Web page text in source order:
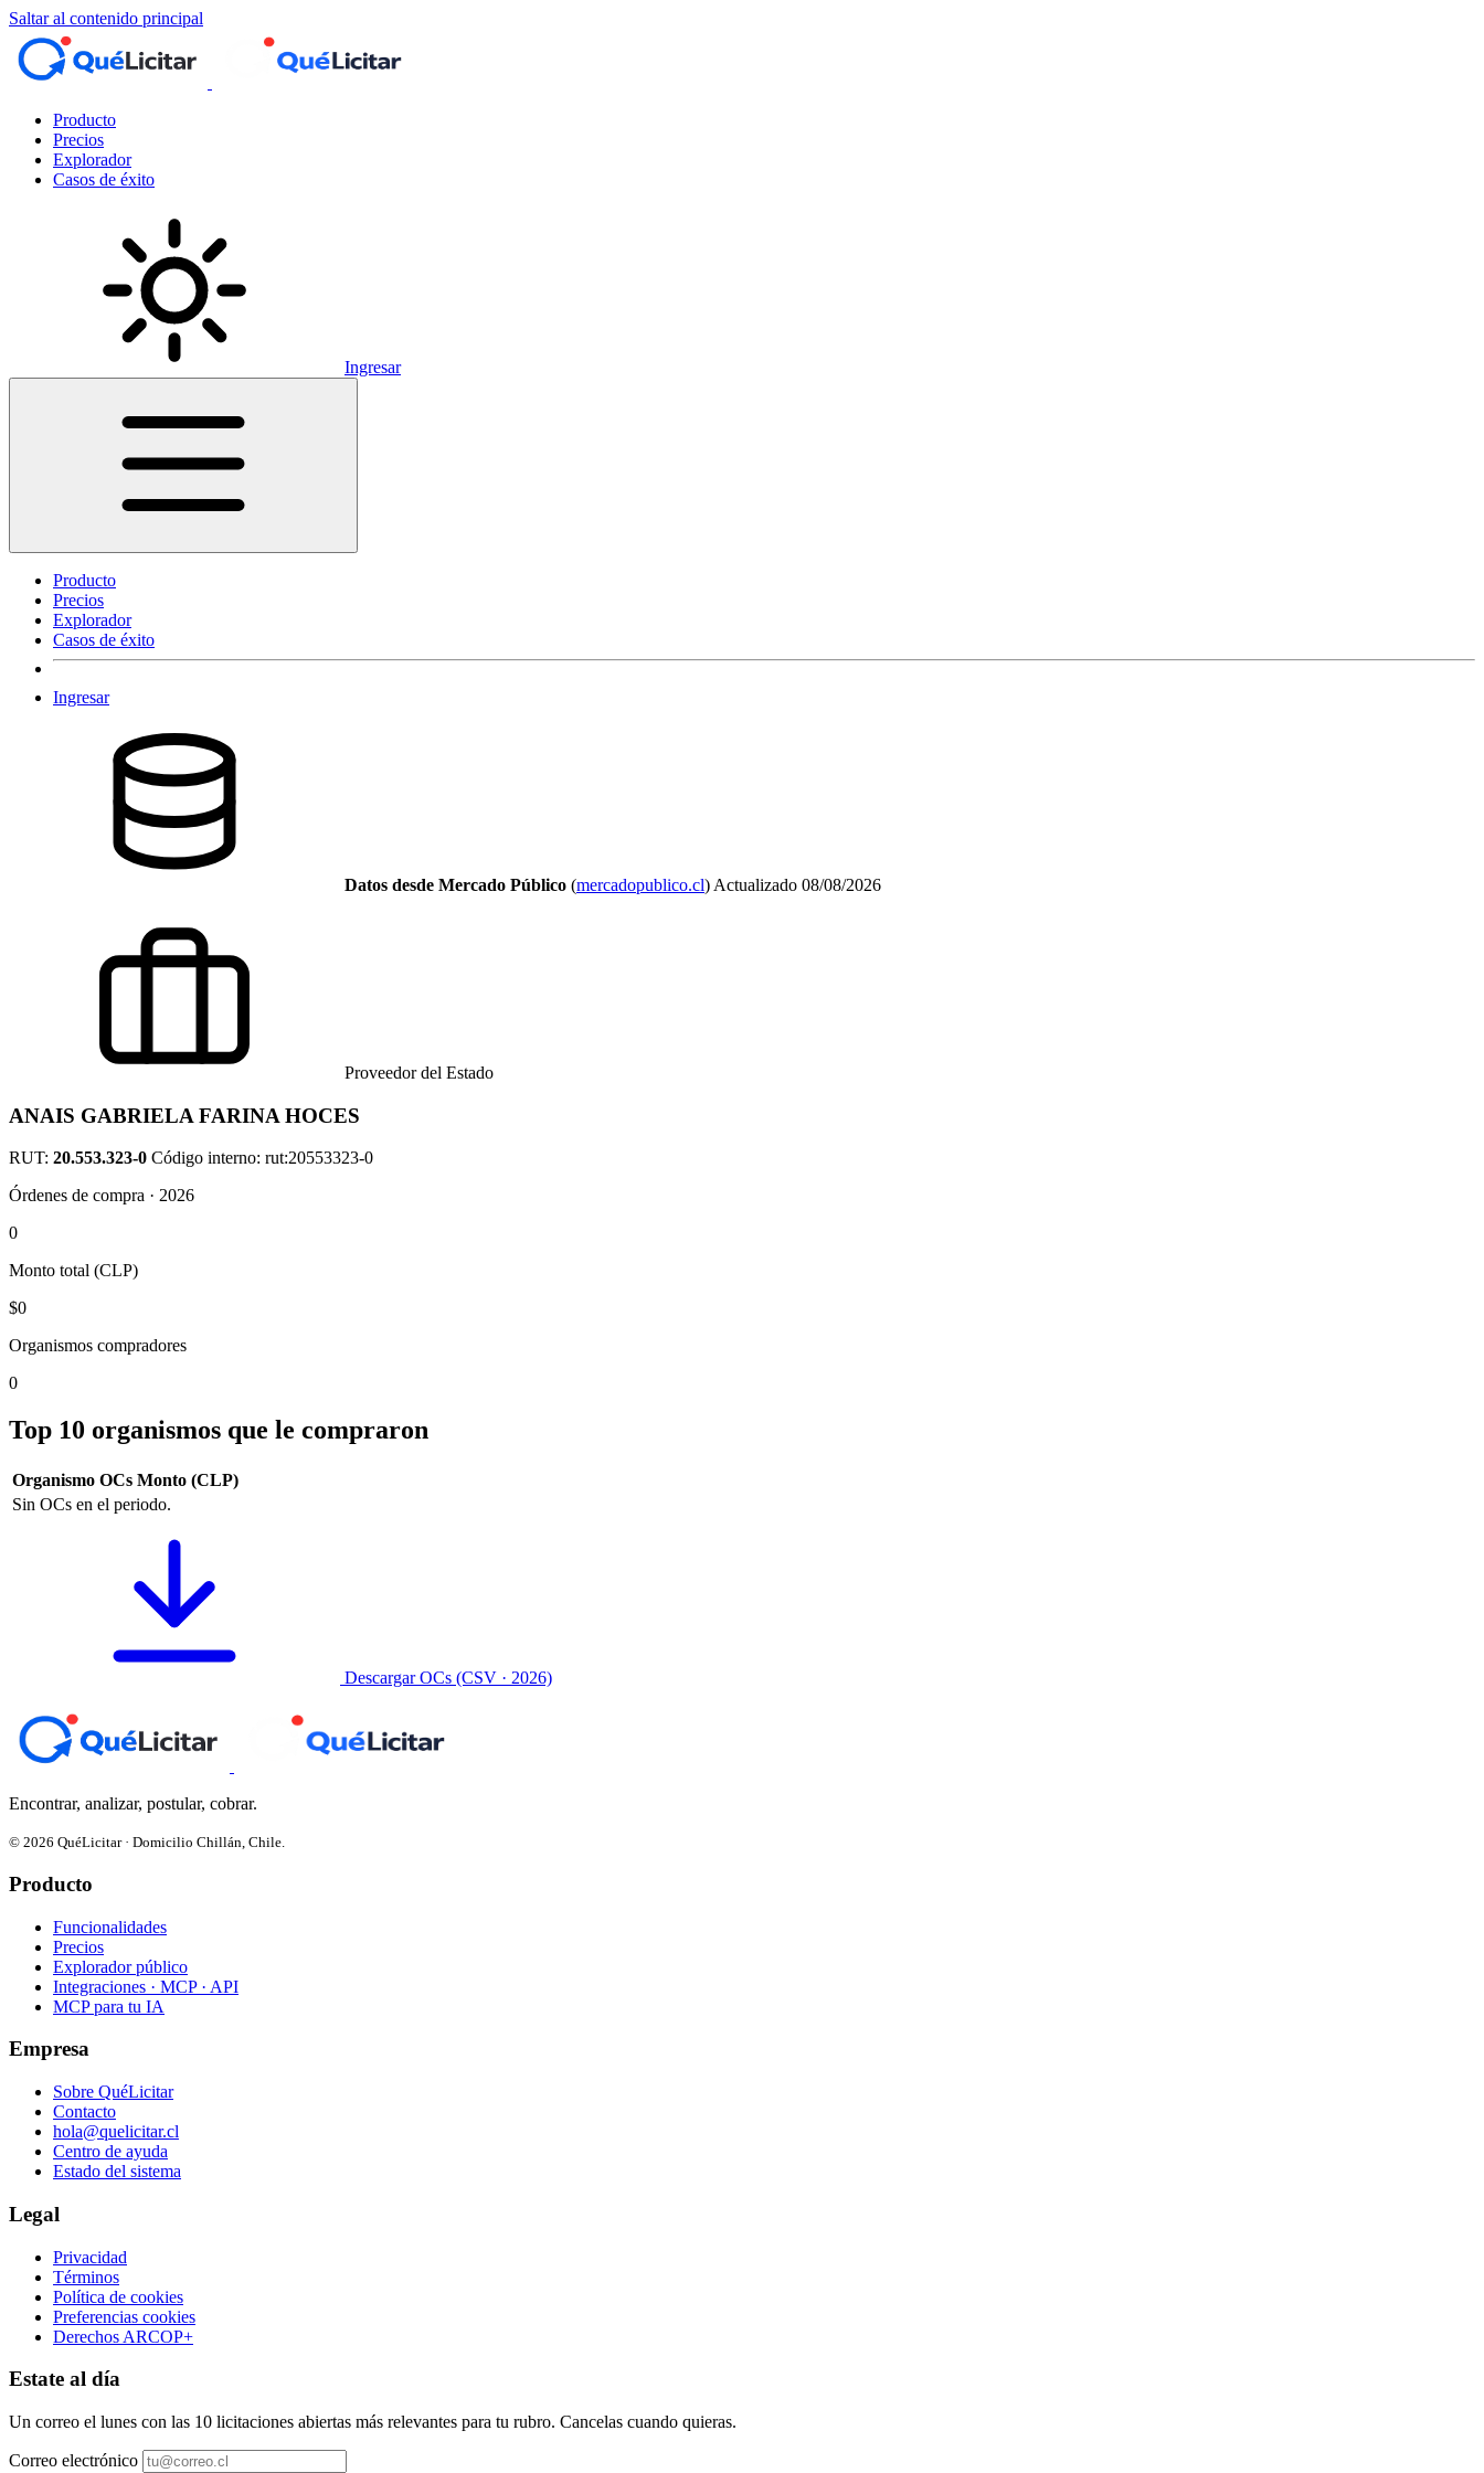
Saltar al contenido principal
Producto
Precios
Explorador
Casos de éxito
Ingresar
Producto
Precios
Explorador
Casos de éxito
Ingresar
Datos desde Mercado Público (mercadopublico.cl) Actualizado 08/08/2026
Proveedor del Estado
ANAIS GABRIELA FARINA HOCES
RUT: 20.553.323-0 Código interno: rut:20553323-0
Órdenes de compra · 2026
0
Monto total (CLP)
$0
Organismos compradores
0
Top 10 organismos que le compraron
Organismo OCs Monto (CLP)
Sin OCs en el periodo.
Descargar OCs (CSV · 2026)
Encontrar, analizar, postular, cobrar.
© 2026 QuéLicitar · Domicilio Chillán, Chile.
Producto
Funcionalidades
Precios
Explorador público
Integraciones · MCP · API
MCP para tu IA
Empresa
Sobre QuéLicitar
Contacto
hola@quelicitar.cl
Centro de ayuda
Estado del sistema
Legal
Privacidad
Términos
Política de cookies
Preferencias cookies
Derechos ARCOP+
Estate al día
Un correo el lunes con las 10 licitaciones abiertas más relevantes para tu rubro. Cancelas cuando quieras.
Correo electrónico